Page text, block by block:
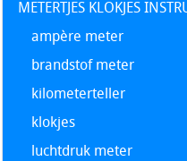
METERTJES KLOKJES
ampère meter
brandstof meter
kilometerteller
klokjes
luchtdruk meter